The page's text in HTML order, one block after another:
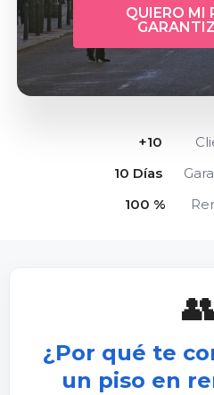
QUIERO MI
+10
10 Días
100 %
¿Por qué te
un piso en